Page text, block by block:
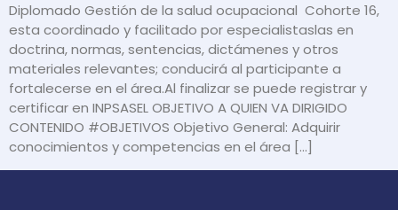
Diplomado Gestión de la salud ocupacional Cohorte 16,
esta coordinado y facilitado por especialistaslas en
doctrina, normas, sentencias, dictámenes y otros
materiales relevantes; conducirá al participante a
fortalecerse en el área.Al finalizar se puede registrar y
certificar en INPSASEL OBJETIVO A QUIEN VA DIRIGIDO
CONTENIDO #OBJETIVOS Objetivo General: Adquirir
conocimientos y competencias en el área […]